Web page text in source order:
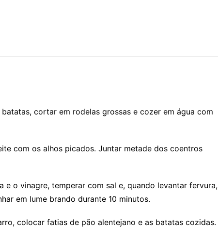
batatas, cortar em rodelas grossas e cozer em água com
com os alhos picados. Juntar metade dos coentros
e o vinagre, temperar com sal e, quando levantar fervura,
em lume brando durante 10 minutos.
colocar fatias de pão alentejano e as batatas cozidas.